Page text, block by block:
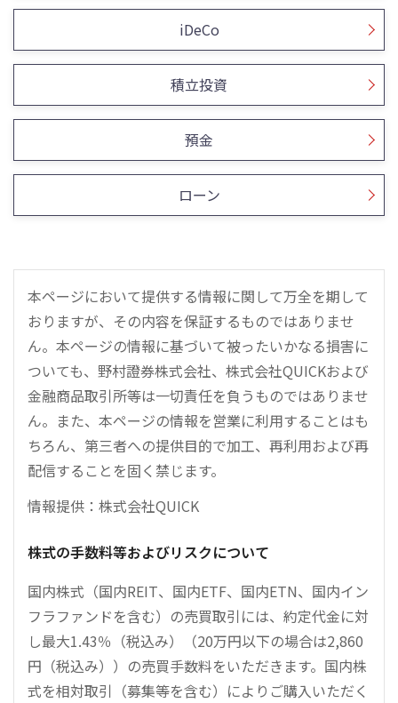
iDeCo
積立投資
預金
ローン
本ページにおいて提供する情報に関して万全を期して
おりますが、その内容を保証するものではありませ
ん。本ページの情報に基づいて被ったいかなる損害に
ついても、野村證券株式会社、株式会社QUICKおよび
金融商品取引所等は一切責任を負うものではありませ
ん。また、本ページの情報を営業に利用することはも
ちろん、第三者への提供目的で加工、再利用および再
配信することを固く禁じます。
情報提供：株式会社QUICK
株式の手数料等およびリスクについて
国内株式（国内REIT、国内ETF、国内ETN、国内イン
フラファンドを含む）の売買取引には、約定代金に対
し最大1.43％（税込み）（20万円以下の場合は2,860
円（税込み））の売買手数料をいただきます。国内株
式を相対取引（募集等を含む）によりご購入いただく